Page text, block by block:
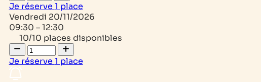
Je réserve 1 place
Vendredi 20/11/2026
09:30 – 12:30
10/10 places disponibles
Je réserve 1 place